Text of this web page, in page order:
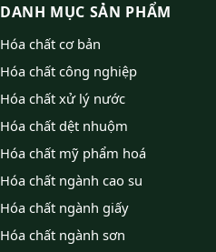
DANH MỤC SẢN PHẨM
Hóa chất cơ bản
Hóa chất công nghiệp
Hóa chất xử lý nước
Hóa chất dệt nhuộm
Hóa chất mỹ phẩm hoá
Hóa chất ngành cao su
Hóa chất ngành giấy
Hóa chất ngành sơn